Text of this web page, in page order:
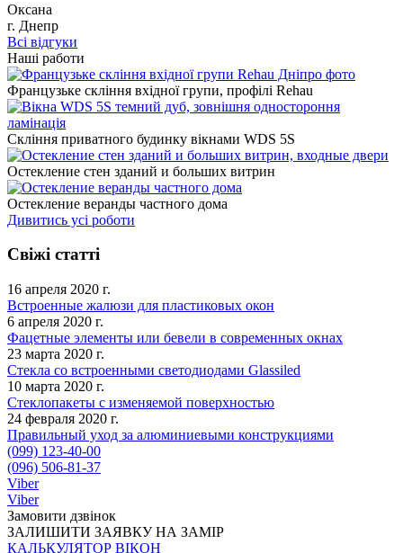
Оксана
г. Днепр
Всі відгуки
Наші работи
Французьке скління вхідної групи, профілі Rehau
Скління приватного будинку вікнами WDS 5S
Остекление стен зданий и больших витрин
Остекление веранды частного дома
Дивитись усі роботи
Свіжі статті
16 апреля 2020 г.
Встроенные жалюзи для пластиковых окон
6 апреля 2020 г.
Фацетные элементы или бевели в современных окнах
23 марта 2020 г.
Стекла со встроенными светодиодами Glassiled
10 марта 2020 г.
Стеклопакеты с изменяемой поверхностью
24 февраля 2020 г.
Правильный уход за алюминиевыми конструкциями
(099) 123-40-00
(096) 506-81-37
Viber
Viber
Замовити дзвінок
ЗАЛИШИТИ ЗАЯВКУ НА ЗАМІР
КАЛЬКУЛЯТОР ВІКОН